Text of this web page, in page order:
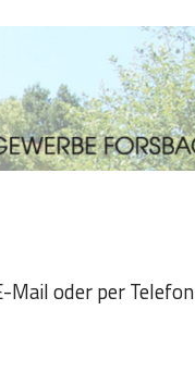
Mail oder per Telefon